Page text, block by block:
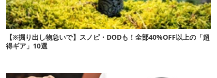
【※掘り出し物急いで】スノピ・DODも！全部40%OFF以上の「超
得ギア」10選